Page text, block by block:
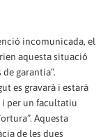
incomunicada, el
aquesta situació
garantia”.
es gravarà i estarà
i per un facultatiu
Aquesta
de les dues